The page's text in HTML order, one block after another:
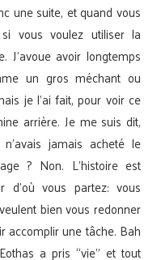
une suite, et quand vous
vous voulez utiliser la
J’avoue avoir longtemps
un gros méchant ou
je l’ai fait, pour voir ce
arrière. Je me suis dit,
jamais acheté le
? Non. L’histoire est
d’où vous partez: vous
bien vous redonner
accomplir une tâche. Bah
a pris “vie” et tout